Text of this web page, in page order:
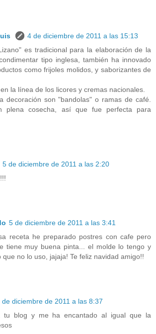
4 de diciembre de 2011 a las 15:13
es tradicional para la elaboración de la
tipo inglesa, también ha innovado
como frijoles molidos, y saborizantes de
la línea de los licores y cremas nacionales.
decoración son "bandolas" o ramas de café.
plena cosecha, así que fue perfecta para
5 de diciembre de 2011 a las 2:20
5 de diciembre de 2011 a las 3:41
receta he preparado postres con cafe pero
tiene muy buena pinta... el molde lo tengo y
que no lo uso, jajaja! Te feliz navidad amigo!!
de diciembre de 2011 a las 8:37
tu blog y me ha encantado al igual que la